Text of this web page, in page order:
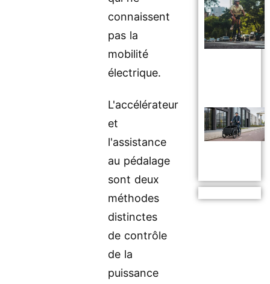
connaissent
pas la
mobilité
électrique.
L'accélérateur
et
l'assistance
au pédalage
sont deux
méthodes
distinctes
de contrôle
de la
puissance